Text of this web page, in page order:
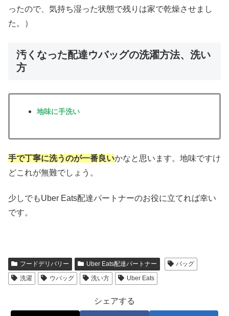
ったので、気持ち湿った状態で残りは家で乾燥させまし
た。）
汚くなった配達ウバッグの洗濯方法、洗い
方
地味に手洗い
手で丁寧に洗うのが一番良いかなと思います。地味ですけ
どこれが無難でしょう。
少しでもUber Eats配達パートナーのお役に立てれば幸い
です。
フードデリバリー Uber Eats配達パートナー
バッグ
洗濯
ウバッグ 洗い方 Uber Eats
シェアする